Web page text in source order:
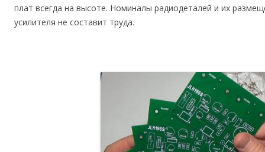
плат всегда на высоте. Номиналы радиодеталей и их
усилителя не составит труда.